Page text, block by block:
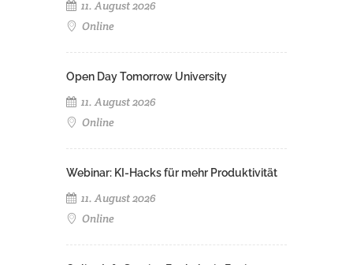
11. August 2026
Online
Open Day Tomorrow University
11. August 2026
Online
Webinar: KI-Hacks für mehr Produktivität
11. August 2026
Online